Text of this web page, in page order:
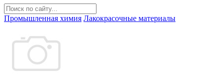
Промышленная химия Лакокрасочные материалы